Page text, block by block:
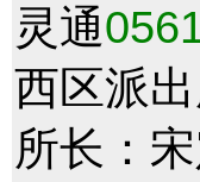
灵通
西区派
所长：